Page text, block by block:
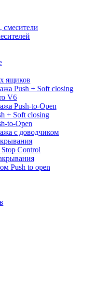
ящиков
Push + Soft closing
V6
Push-to-Open
+ Soft closing
to-Open
с доводчиком
Control
Push to open